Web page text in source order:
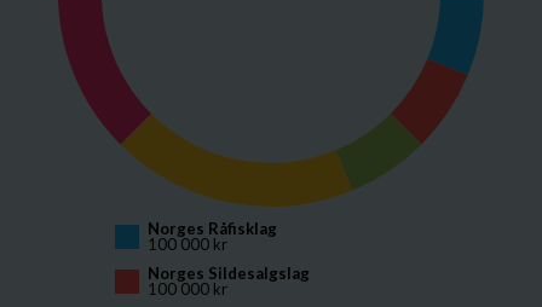
Norges Råfisklag
100 000 kr
Norges Sildesalgslag
100 000 kr